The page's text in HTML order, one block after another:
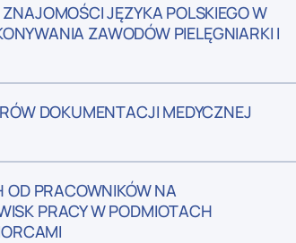
JĘZYKA POLSKIEGO W
ZAWODÓW PIELĘGNIARKI I
DOKUMENTACJI MEDYCZNEJ
OD PRACOWNIKÓW NA
PRACY W PODMIOTACH